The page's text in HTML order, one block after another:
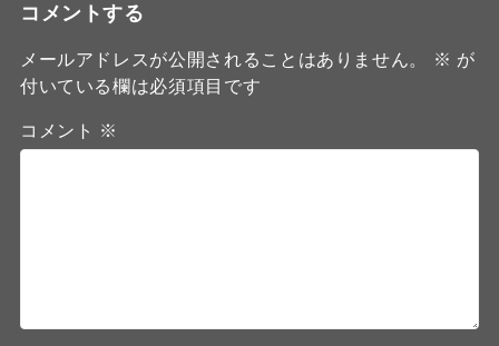
コメントする
メールアドレスが公開されることはありません。 ※ が
付いている欄は必須項目です
コメント ※